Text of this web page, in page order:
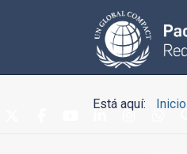
Está aquí: Inicio